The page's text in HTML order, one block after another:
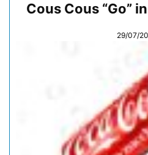
Cous Cous “Go”
29/07/